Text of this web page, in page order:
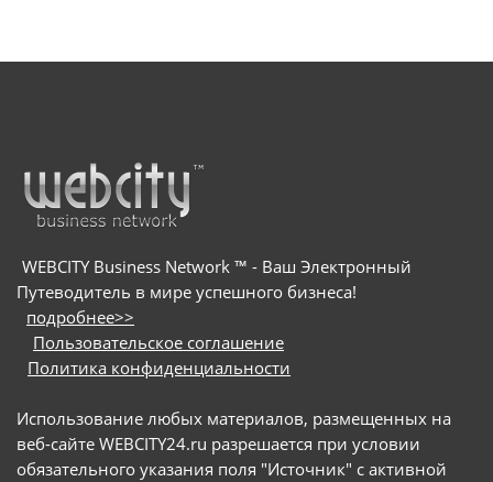
WEBCITY Business Network ™ - Ваш Электронный
Путеводитель в мире успешного бизнеса!
подробнее>>
Пользовательское соглашение
Политика конфиденциальности
Использование любых материалов, размещенных на
веб-сайте WEBCITY24.ru разрешается при условии
обязательного указания поля "Источник" с активной